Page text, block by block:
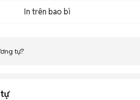
In trên bao bì
tự?